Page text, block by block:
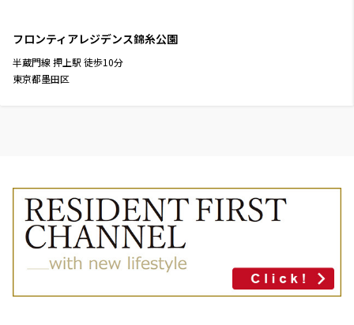
フロンティアレジデンス錦糸公園
半蔵門線 押上駅 徒歩10分
東京都墨田区